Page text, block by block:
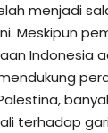
menjadi
Meskipun
Indonesia
terhadap